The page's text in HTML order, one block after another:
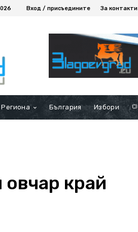
Вход / присъедините За контакти
Региона България Избори
край